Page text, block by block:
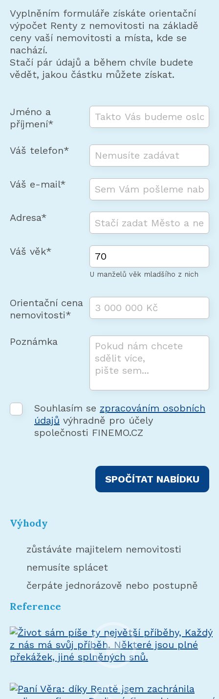
Vyplněním formuláře získáte orientační
výpočet Renty z nemovitosti na základě
ceny vaší nemovitosti a místa, kde se
nachází.
Stačí pár údajů a během chvíle budete
vědět, jakou částku můžete získat.
Jméno a
příjmení*
Váš telefon*
Váš e-mail*
Adresa*
Váš věk*
U manželů věk mladšího z nich
Orientační cena
nemovitosti*
Poznámka
Souhlasím se zpracováním osobních
údajů výhradně pro účely
společnosti FINEMO.CZ
Ponechte
toto
pole
Výhody
zůstáváte majitelem nemovitosti
nemusíte splácet
čerpáte jednorázově nebo postupně
Reference